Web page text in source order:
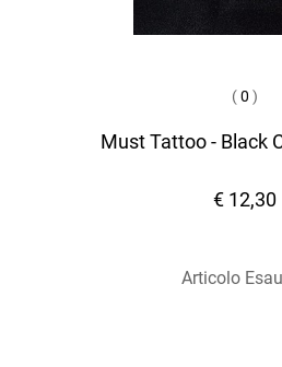
(0 )
Must Tattoo - Black
€ 12,30
Articolo